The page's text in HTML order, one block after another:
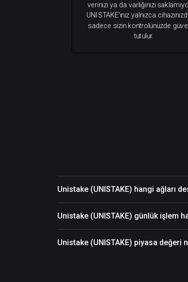
verinizi ya da varlığınızı
UNISTAKE'ınız yalnızca
sadece sizin kontrolünüzde
tutulur.
Unistake (UNISTAKE) hangi ağları
Unistake (UNISTAKE) günlük işlem
Unistake (UNISTAKE) piyasa değeri